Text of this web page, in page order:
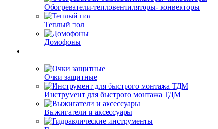
Обогреватели-тепловентиляторы- конвекторы
Теплый пол
Домофоны
Очки защитные
Инструмент для быстрого монтажа ТДМ
Выжигатели и аксессуары